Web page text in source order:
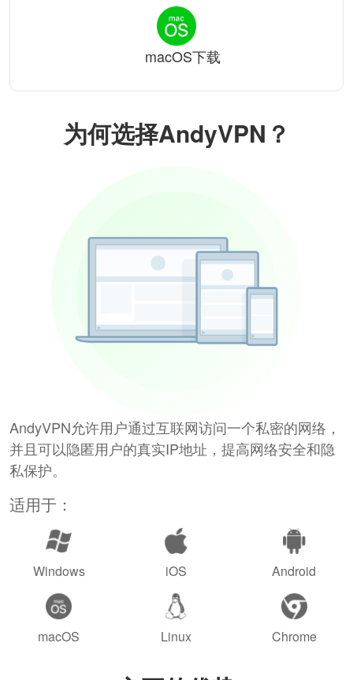
为何选择AndyVPN？
AndyVPN允许用户通过互联网访问一个私密的网络，
并且可以隐匿用户的真实IP地址，提高网络安全和隐
私保护。
适用于：
Windows iOS Android
macOS Linux Chrome
macOS下载